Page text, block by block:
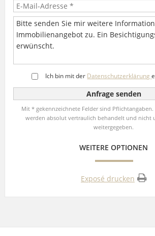
Ich bin mit der Datenschutzerklärung
Mit * gekennzeichnete Felder sind
werden absolut vertraulich behandelt und nicht
weitergegeben.
WEITERE OPTIONEN
Exposé drucken